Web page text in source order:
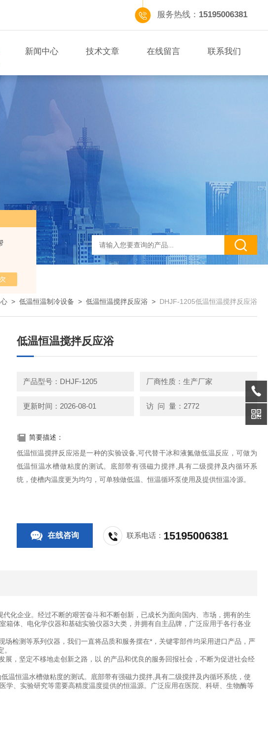
服务热线： 15195006381
新闻中心 技术文章 在线留言 联系我们
> 低温恒温制冷设备 > 低温恒温搅拌反应浴 > DHJF-1205低温恒温搅拌反应浴
低温恒温搅拌反应浴
产品型号：DHJF-1205 厂商性质：生产厂家
更新时间：2026-08-01 访 问 量：2772
简要描述：
低温恒温搅拌反应浴是一种的实验设备,可代替干冰和液氮做低温反应，可做为
低温恒温水槽做粘度的测试。底部带有强磁力搅拌,具有二级搅拌及内循环系
统，使槽内温度更为均匀，可单独做低温、恒温循环泵使用及提供恒温冷源。
在线咨询 联系电话： 15195006381
化企业。经过不断的艰苦奋斗和不断创新，已成长为面向国内、市场，拥有的生
体、电化学仪器和基础实验仪器3大类，并拥有自主品牌，广泛应用于各行各业
检测等系列仪器，我们一直将品质和服务摆在*，关键零部件均采用进口产品，严
，坚定不移地走创新之路，以 的产品和优良的服务回报社会，不断为促进社会经
温恒温水槽做粘度的测试。底部带有强磁力搅拌,具有二级搅拌及内循环系统，使
、实验研究等需要高精度温度提供的恒温源。广泛应用在医院、科研、生物酶等